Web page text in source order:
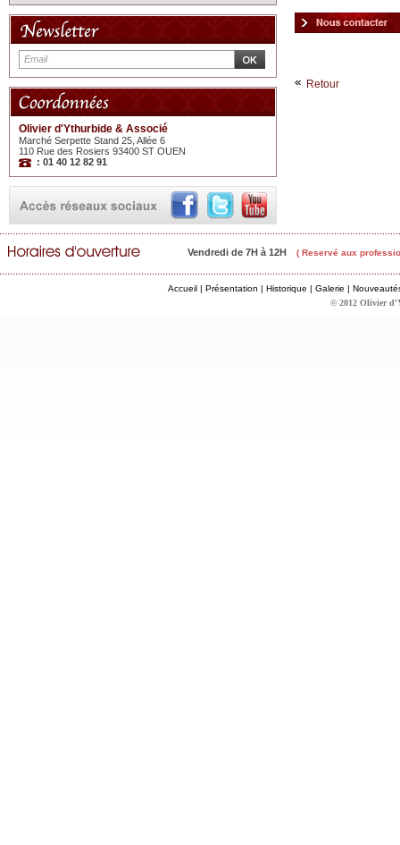
Olivier d'Ythurbide & Associé
Marché Serpette Stand 25, Allée 6
110 Rue des Rosiers 93400 ST OUEN
: 01 40 12 82 91
Retour
Vendredi de 7H à 12H ( Reservé aux
Accueil | Présentation | Historique | Galerie |
© 2012 Olivier